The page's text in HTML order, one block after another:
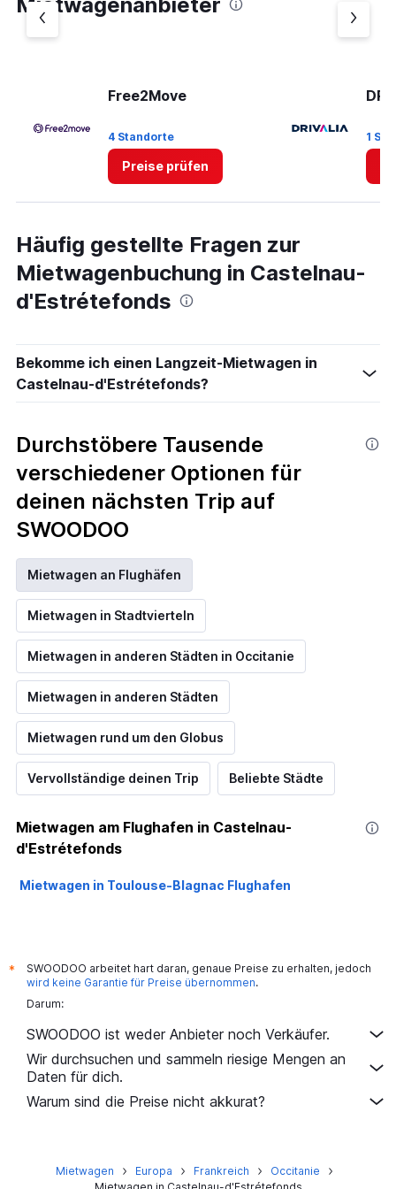
Y
axis
displaying
5.
Free2Move
4 Standorte
Preise prüfen
1
Häufig gestellte Fragen zur
Mietwagenbuchung in Castelnau-
d'Estrétefonds
Bekomme ich einen Langzeit-Mietwagen in
Castelnau-d'Estrétefonds?
Durchstöbere Tausende
verschiedener Optionen für
deinen nächsten Trip auf
SWOODOO
Mietwagen an Flughäfen
Mietwagen in Stadtvierteln
Mietwagen in anderen Städten in Occitanie
Mietwagen in anderen Städten
Mietwagen rund um den Globus
Vervollständige deinen Trip Beliebte Städte
Mietwagen am Flughafen in Castelnau-
d'Estrétefonds
Mietwagen in Toulouse-Blagnac Flughafen
*
SWOODOO arbeitet hart daran, genaue Preise zu erhalten, jedoch
wird keine Garantie für Preise übernommen.
Darum:
SWOODOO ist weder Anbieter noch Verkäufer.
Wir durchsuchen und sammeln riesige Mengen an
Daten für dich.
Warum sind die Preise nicht akkurat?
Mietwagen Europa Frankreich
Occitanie